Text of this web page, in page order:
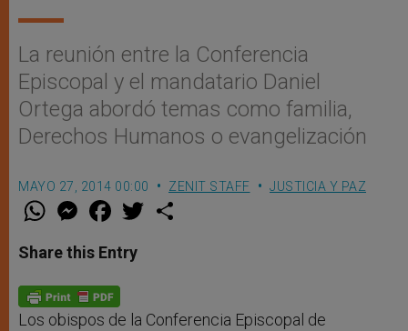
La reunión entre la Conferencia
Episcopal y el mandatario Daniel
Ortega abordó temas como familia,
Derechos Humanos o evangelización
MAYO 27, 2014 00:00 ZENIT STAFF JUSTICIA Y PAZ
W
t
s
p
p
M
e
s
e
g
e
r
F
a
e
b
o
k
w
Share this Entry
Los obispos de la Conferencia Episcopal de